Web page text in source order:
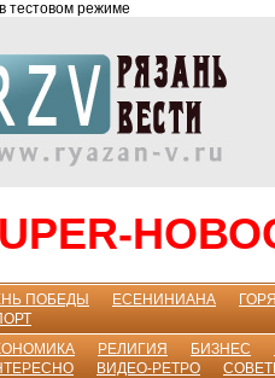
тестовом режиме
ПОБЕДЫ ЕСЕНИНИАНА
РЕЛИГИЯ БИЗНЕС
ВИДЕО-РЕТРО